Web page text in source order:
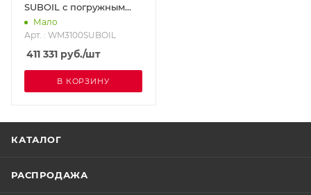
SUBOIL с погружным
насосом COYNCO
WM3100SUBOIL
Мало
Арт. : WM3100SUBOIL
411 331 руб./шт
В КОРЗИНУ
КАТАЛОГ
РАСПРОДАЖА